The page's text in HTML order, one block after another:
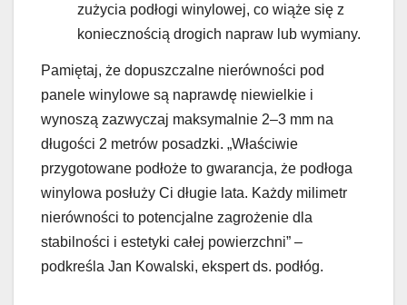
zużycia podłogi winylowej, co wiąże się z
koniecznością drogich napraw lub wymiany.
Pamiętaj, że dopuszczalne nierówności pod
panele winylowe są naprawdę niewielkie i
wynoszą zazwyczaj maksymalnie 2–3 mm na
długości 2 metrów posadzki. „Właściwie
przygotowane podłoże to gwarancja, że podłoga
winylowa posłuży Ci długie lata. Każdy milimetr
nierówności to potencjalne zagrożenie dla
stabilności i estetyki całej powierzchni” –
podkreśla Jan Kowalski, ekspert ds. podłóg.